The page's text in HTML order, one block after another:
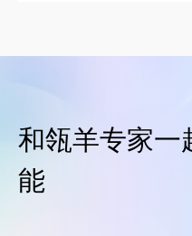
和瓴羊专家一
能